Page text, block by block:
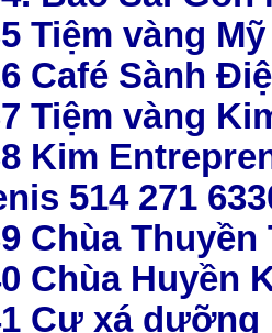
Tiệm vàng
Café Sành
Tiệm vàng
Kim
514 271
Chùa Thuyền
Chùa Huyền
Cư xá dưỡng